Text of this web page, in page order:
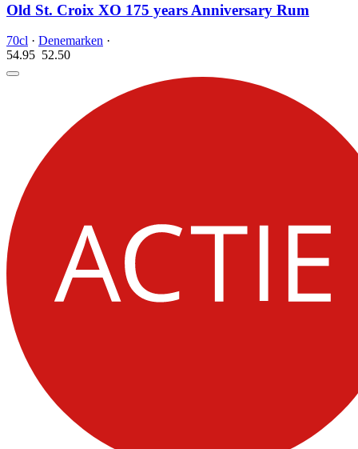
Old St. Croix XO 175 years Anniversary Rum
70cl · Denemarken ·
54.95 52.50